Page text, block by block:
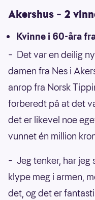
Akershus – 2
Kvinne i 60-åra
– Det var en deilig
damen fra Nes i
anrop fra Norsk
forberedt på at det
det er likevel noe
vunnet én million
– Jeg tenker, har jeg
klype meg i armen,
det, og det er